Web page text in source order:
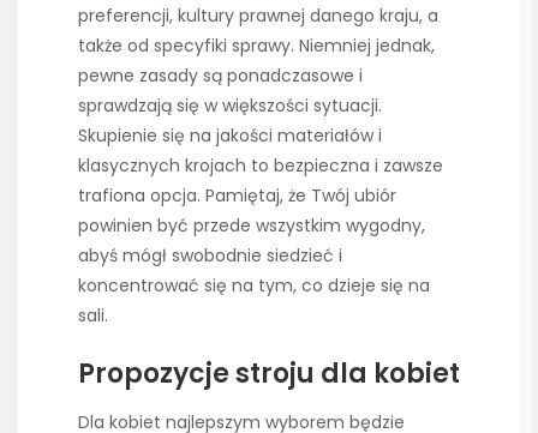
preferencji, kultury prawnej danego kraju, a
także od specyfiki sprawy. Niemniej jednak,
pewne zasady są ponadczasowe i
sprawdzają się w większości sytuacji.
Skupienie się na jakości materiałów i
klasycznych krojach to bezpieczna i zawsze
trafiona opcja. Pamiętaj, że Twój ubiór
powinien być przede wszystkim wygodny,
abyś mógł swobodnie siedzieć i
koncentrować się na tym, co dzieje się na
sali.
Propozycje stroju dla kobiet
Dla kobiet najlepszym wyborem będzie